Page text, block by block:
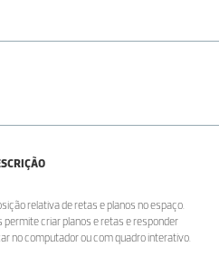
relativa de retas e planos no espaço.
criar planos e retas e responder
no computador ou com quadro interativo.